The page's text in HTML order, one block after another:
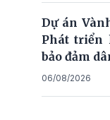
Dự án
Phát triển
bảo đảm
06/08/2026